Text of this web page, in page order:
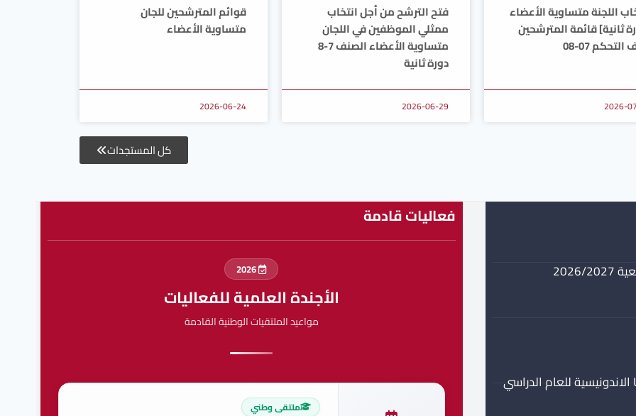
اللجنة متساوية الأعضاء
ثانية] قائمة المترشحين
07-08
2026-
فتح الترشح من أجل انتخاب
ممثلي الموظفين في اللجان
متساوية الأعضاء الصنف 7-8
دورة ثانية
2026-06-29
قوائم المترشحين للجان
متساوية الأعضاء
2026-06-24
كل المستجدات
برنامج منحة جزئية مستوى ماستر في جامعة UMPWR الاندونيسية للعام الدراسي
فعاليات قادمة
2026
الأجندة العلمية للفعاليات
مواعيد الملتقيات الوطنية القادمة
ملتقى وطني